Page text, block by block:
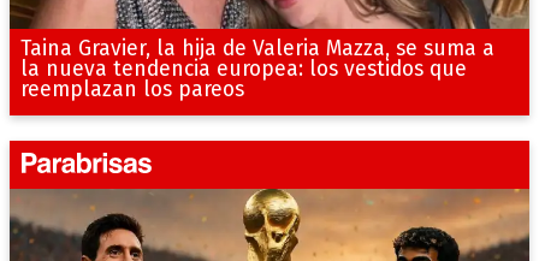
Taina Gravier, la hija de Valeria Mazza, se suma a
la nueva tendencia europea: los vestidos que
reemplazan los pareos